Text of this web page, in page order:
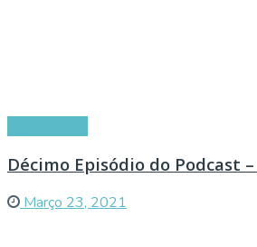
Décimo Episódio do Podcast
Março 23, 2021